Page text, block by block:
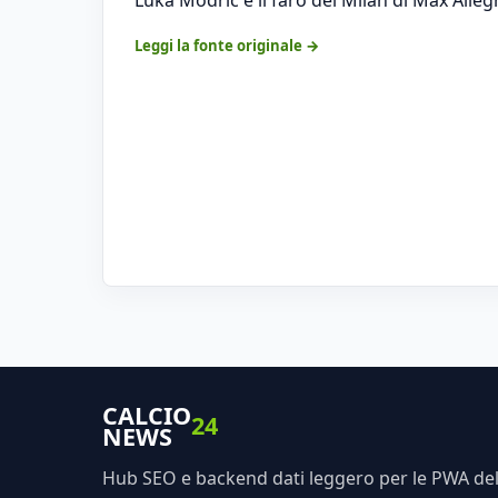
Leggi la fonte originale →
CALCIO
NEWS 24
Hub SEO e backend dati leggero per le PWA